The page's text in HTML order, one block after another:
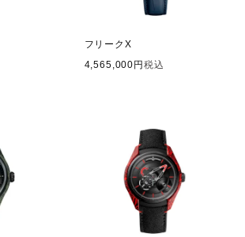
フリークX
4,565,000
税込